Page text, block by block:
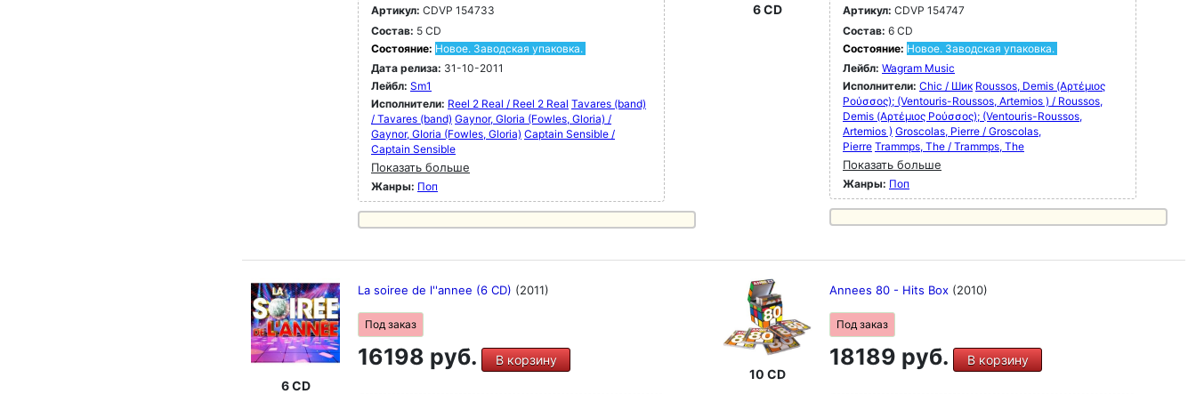
Артикул: CDVP 154733
Состав: 5 CD
Состояние: Новое. Заводская упаковка.
Дата релиза: 31-10-2011
Лейбл: Sm1
Исполнители: Reel 2 Real / Reel 2 Real Tavares (band)
/ Tavares (band) Gaynor, GIoria (Fowles, Gloria) /
Gaynor, GIoria (Fowles, Gloria) Captain Sensible /
Captain Sensible
Показать больше
Жанры: Поп
6 CD Артикул: CDVP 154747
Состав: 6 CD
Состояние: Новое. Заводская упаковка.
Лейбл: Wagram Music
Исполнители: Chic / Шик Roussos, Demis (Αρτέμιος
Ρούσσος); (Ventouris-Roussos, Artemios ) / Roussos,
Demis (Αρτέμιος Ρούσσος); (Ventouris-Roussos,
Artemios ) Groscolas, Pierre / Groscolas,
Pierre Trammps, The / Trammps, The
Показать больше
Жанры: Поп
6 CD
La soiree de l''annee (6 CD) (2011)
Под заказ
16198 руб. В корзину
10 CD
Annees 80 - Hits Box (2010)
Под заказ
18189 руб. В корзину